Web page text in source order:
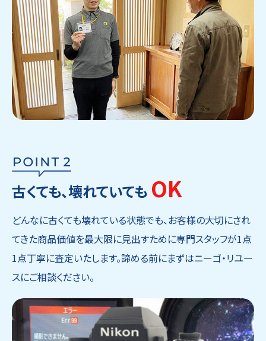
古くても、壊れていても OK
どんなに古くても壊れている状態でも、お客様の大切にされ
てきた商品価値を最大限に見出すために専門スタッフが1点
1点丁寧に査定いたします。諦める前にまずはニーゴ・リユー
スにご相談ください。